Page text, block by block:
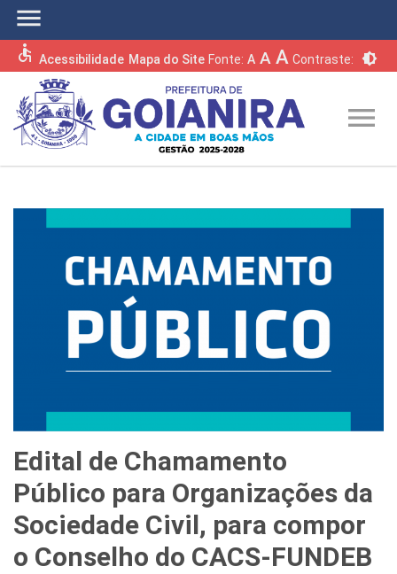
menu
accessible Acessibilidade Mapa do Site Fonte: A A A Contraste: brightness_6
menu
Edital de Chamamento
Público para Organizações da
Sociedade Civil, para compor
o Conselho do CACS-FUNDEB